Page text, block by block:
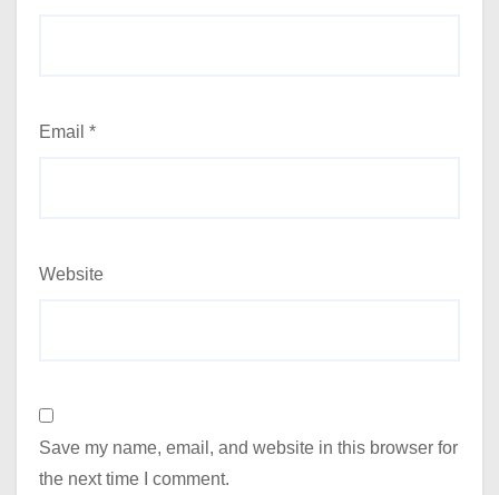
Email *
Website
Save my name, email, and website in this browser for
the next time I comment.